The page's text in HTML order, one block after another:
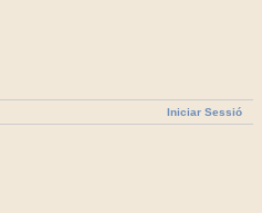
Iniciar Sessió